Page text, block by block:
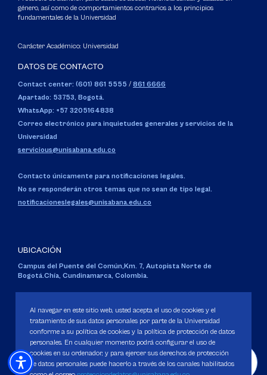
género, así como de comportamientos contrarios a los principios
fundamentales de la Universidad
Carácter Académico: Universidad
DATOS DE CONTACTO
Contact center: (601) 861 5555 / 861 6666
Apartado: 53753, Bogotá.
WhatsApp: +57 3205164838
Correo electrónico para inquietudes generales y servicios de la
Universidad
servicious@unisabana.edu.co
Contacto únicamente para notificaciones legales.
No se responderán otros temas que no sean de tipo legal.
notificacioneslegales@unisabana.edu.co
UBICACIÓN
Campus del Puente del Común, Km. 7, Autopista Norte de
Bogotá.Chía, Cundinamarca, Colombia.
Personería Jurídica:Resolución 130 del 14 de enero de 1980.
Ministerio de Educación Nacional.
Al navegar en este sitio web, usted acepta el uso de cookies y el
tratamiento de sus datos personales por parte de la Universidad
conforme a su política de cookies y la política de protección de datos
personales. En cualquier momento podrá configurar el uso de
cookies en su ordenador, y para ejercer sus derechos de protección
de datos personales puede hacerlo a través de los canales habilitados